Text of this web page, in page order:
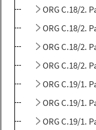
ORG C.18/2.
ORG C.18/2.
ORG C.18/2.
ORG C.18/2.
ORG C.19/1.
ORG C.19/1.
ORG C.19/1.